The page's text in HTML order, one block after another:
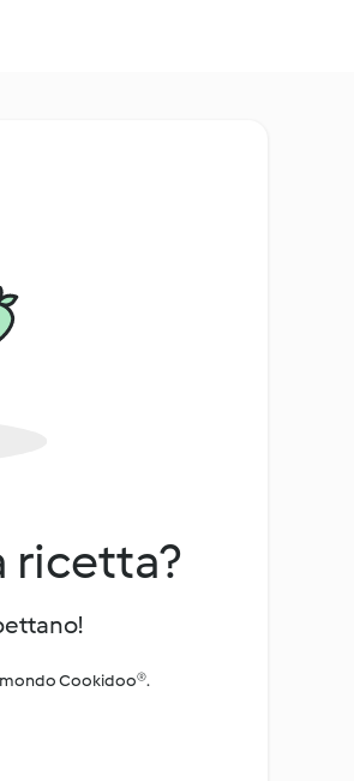
ricetta?
mondo Cookidoo®.